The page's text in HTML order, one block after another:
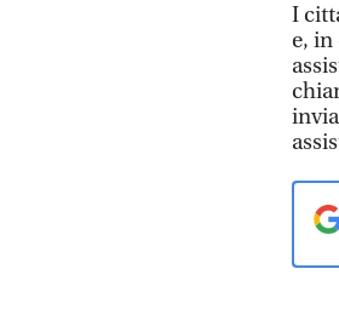
I
e, in